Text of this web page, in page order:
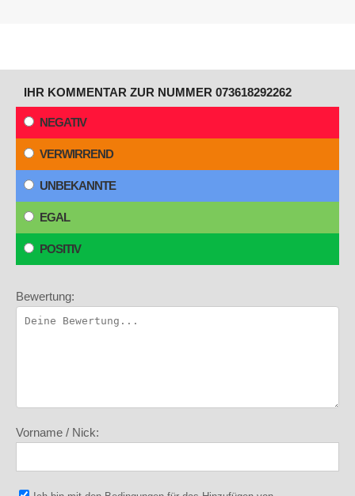
IHR KOMMENTAR ZUR NUMMER 073618292262
NEGATIV
VERWIRREND
UNBEKANNTE
EGAL
POSITIV
Bewertung:
Vorname / Nick: